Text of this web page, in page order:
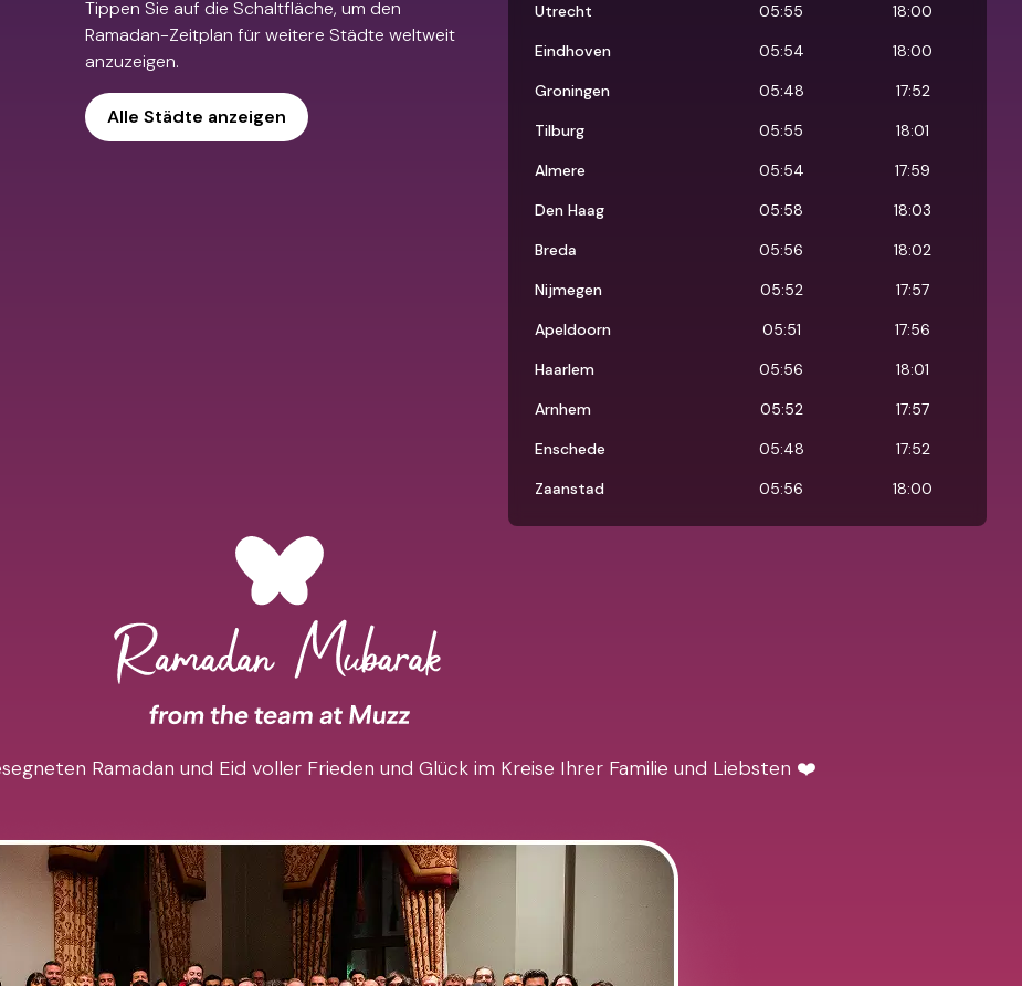
Tippen Sie auf die Schaltfläche, um den
Ramadan-Zeitplan für weitere Städte weltweit
anzuzeigen.
Alle Städte anzeigen
Utrecht
05:55
18:00
Eindhoven
05:54
18:00
Groningen
05:48
17:52
Tilburg
05:55
18:01
Almere
05:54
17:59
Den Haag
05:58
18:03
Breda
05:56
18:02
Nijmegen
05:52
17:57
Apeldoorn
05:51
17:56
Haarlem
05:56
18:01
Arnhem
05:52
17:57
Enschede
05:48
17:52
Zaanstad
05:56 18:00
Ramadan und Eid voller Frieden und Glück im Kreise Ihrer Familie und Liebsten ❤️